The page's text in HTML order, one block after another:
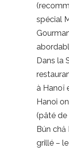
spécial
Dans la
à Hanoï
Hanoi
(pâté de
Bún chả
grillé –